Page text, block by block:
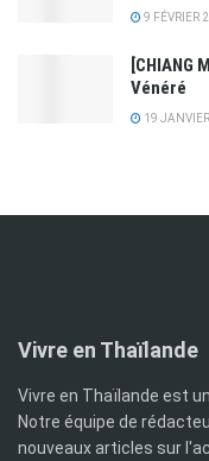
9 FÉVRIER
[CHIANG
Vénéré
19
Vivre en Thaïlande
Vivre en Thaïlande est
Notre équipe de
nouveaux articles sur